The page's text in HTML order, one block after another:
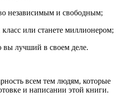
независимым и свободным;
или станете миллионером;
вы лучший в своем деле.
всем тем людям, которые
и написании этой книги.